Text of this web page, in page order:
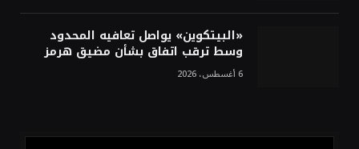
«البيتكوين» يواصل تعافيه المحدود
وسط ترقب اتفاق بشأن مضيق هرمز
6 أغسطس، 2026